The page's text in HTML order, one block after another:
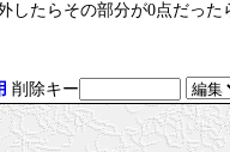
したらその部分が0点だった
削除キー